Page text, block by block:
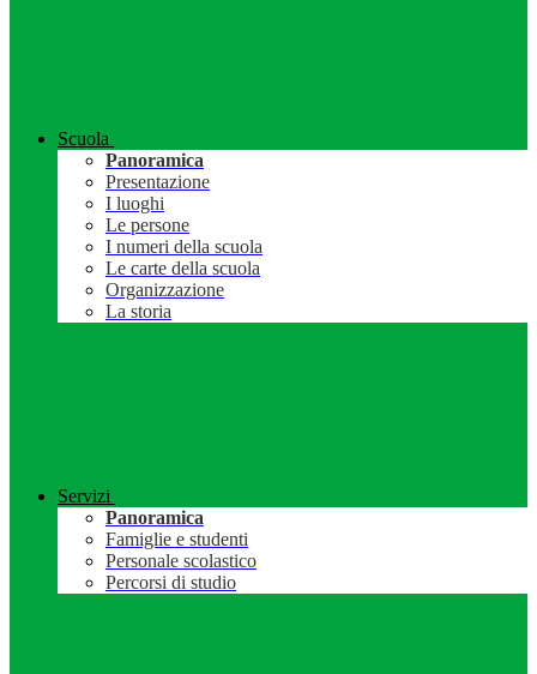
Scuola
Panoramica
Presentazione
I luoghi
Le persone
I numeri della scuola
Le carte della scuola
Organizzazione
La storia
Servizi
Panoramica
Famiglie e studenti
Personale scolastico
Percorsi di studio